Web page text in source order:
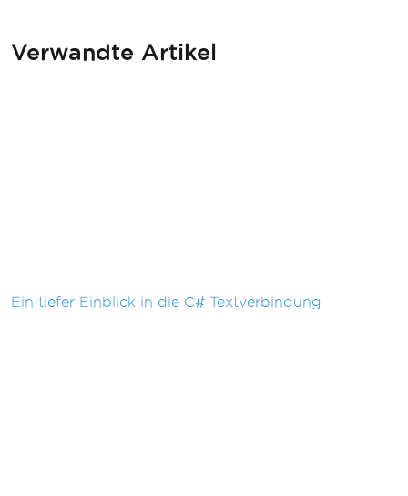
Verwandte Artikel
Ein tiefer Einblick in die C# Textverbindung